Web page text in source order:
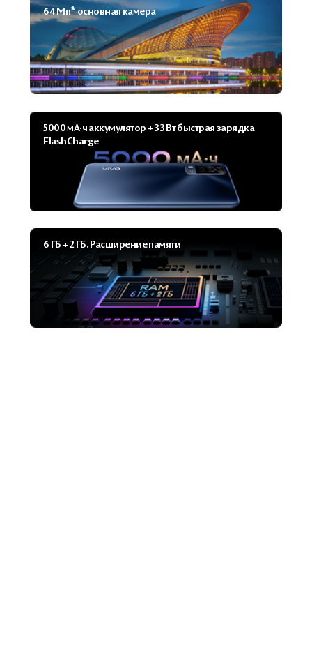
64 Мп* основная камера
5000 мА·ч аккуму­лятор + 33 Вт быстрая зарядка
FlashCharge
6 ГБ + 2 ГБ. Расширение памяти